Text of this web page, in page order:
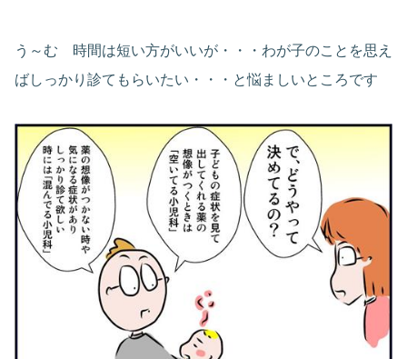
う～む 時間は短い方がいいが・・・わが子のことを思え
ばしっかり診てもらいたい・・・と悩ましいところです